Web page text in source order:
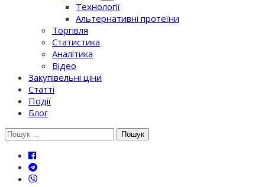
Технології
Альтернативні протеїни
Торгівля
Статистика
Аналітика
Відео
Закупівельні ціни
Статті
Події
Блог
Шукати: